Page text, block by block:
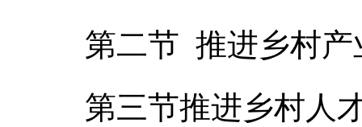
第二节 推进乡村产
第三节推进乡村人